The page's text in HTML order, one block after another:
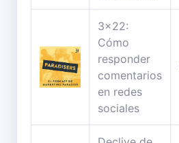
3x22:
Cómo
responder
comentarios
en redes
sociales